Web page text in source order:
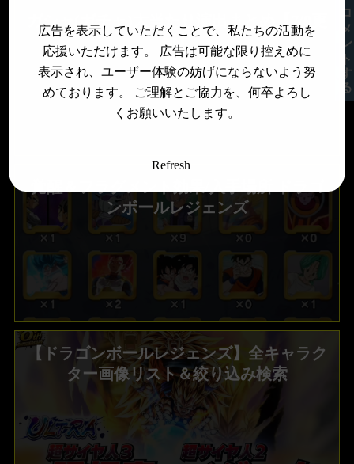
新】
ンボールレジェンズ
【ドラゴンボールレジェンズ】全キャラク
ター画像リスト＆絞り込み検索
広告を表示していただくことで、私たちの活動を
応援いただけます。 広告は可能な限り控えめに
表示され、ユーザー体験の妨げにならないよう努
めております。 ご理解とご協力を、何卒よろし
くお願いいたします。
Refresh
コメントする